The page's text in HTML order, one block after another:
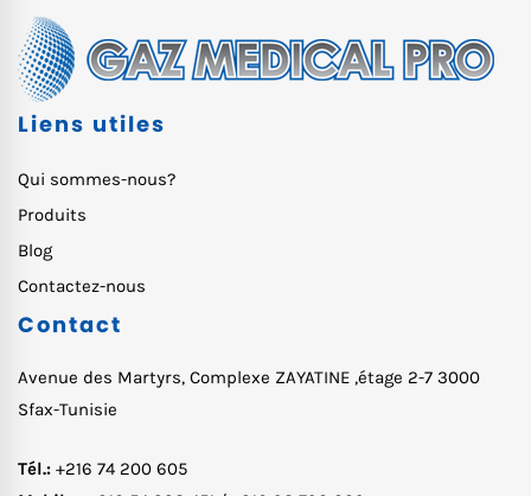
Liens utiles
Qui sommes-nous?
Produits
Blog
Contactez-nous
Contact
Avenue des Martyrs, Complexe ZAYATINE ,étage 2-7 3000
Sfax-Tunisie
Tél.: +216 74 200 605